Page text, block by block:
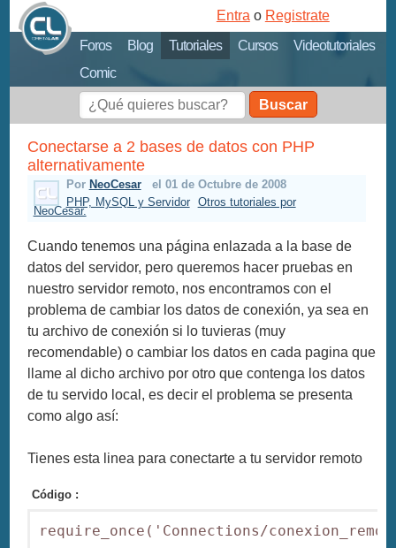
Foros Blog Tutoriales Cursos
Videotutoriales
Comic
Entra o Registrate
Buscar
Conectarse a 2 bases de datos con PHP
alternativamente
Por NeoCesar
el 01 de Octubre de 2008
PHP, MySQL y Servidor
Otros tutoriales por
NeoCesar.
Cuando tenemos una página enlazada a la base de
datos del servidor, pero queremos hacer pruebas en
nuestro servidor remoto, nos encontramos con el
problema de cambiar los datos de conexión, ya sea en
tu archivo de conexión si lo tuvieras (muy
recomendable) o cambiar los datos en cada pagina que
llame al dicho archivo por otro que contenga los datos
de tu servido local, es decir el problema se presenta
como algo así:
Tienes esta linea para conectarte a tu servidor remoto
Código :
require_once('Connections/